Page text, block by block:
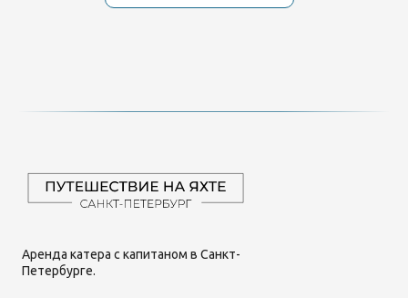
Аренда катера с капитаном в Санкт-
Петербурге.